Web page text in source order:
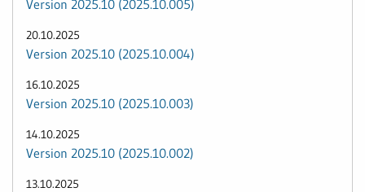
Version 2025.10 (2025.10.005)
20.10.2025
Version 2025.10 (2025.10.004)
16.10.2025
Version 2025.10 (2025.10.003)
14.10.2025
Version 2025.10 (2025.10.002)
13.10.2025